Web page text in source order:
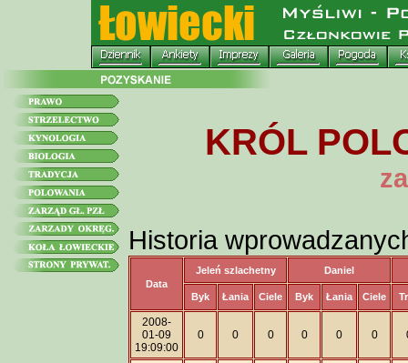
KRÓL
Historia
Data
Jeleń szlachetny Daniel
Byk Łania Ciele Byk Łania Ciele
2008-
01-09
19:09:00
0 0 0 0 0 0